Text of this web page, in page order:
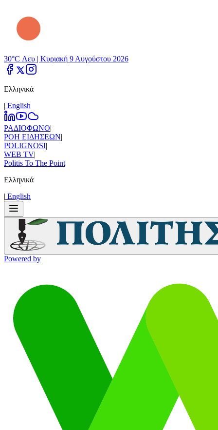
30°C Λευ | Κυριακή 9 Αυγούστου 2026
Ελληνικά
| Εnglish
ΡΑΔΙΟΦΩΝΟ|
ΡΟΗ ΕΙΔΗΣΕΩΝ|
POLIGNOSI|
WEB TV|
Politis To The Point
Ελληνικά
| Εnglish
Powered by